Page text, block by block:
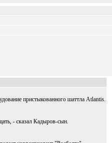
пристыкованного шаттла Atlantis.
- сказал Кадыров-сын.